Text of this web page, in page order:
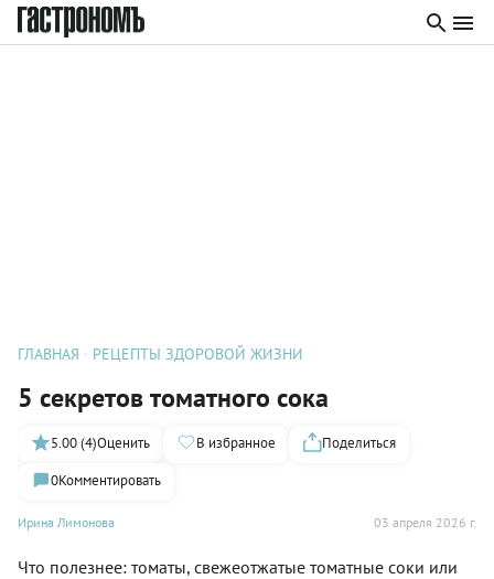
ГЛАВНАЯ РЕЦЕПТЫ ЗДОРОВОЙ ЖИЗНИ
5 секретов томатного сока
Ирина Лимонова 03 апреля 2026 г.
5.00 (4)Оценить В избранное
Поделиться
0Комментировать
Что полезнее: томаты, свежеотжатые томатные соки или